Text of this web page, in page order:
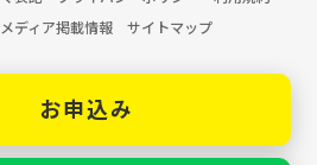
メディア掲載情報 サイトマップ
お申込み